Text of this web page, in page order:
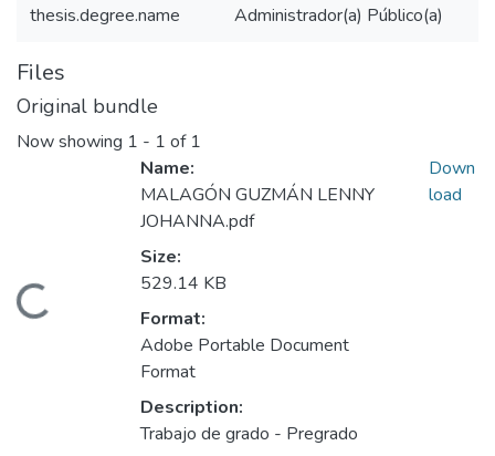
thesis.degree.name Administrador(a) Público(a)
Files
Original bundle
Now showing 1 - 1 of 1
Name:
MALAGÓN GUZMÁN LENNY
JOHANNA.pdf
Size:
529.14 KB
Format:
Adobe Portable Document
Format
Description:
Trabajo de grado - Pregrado
Down
load